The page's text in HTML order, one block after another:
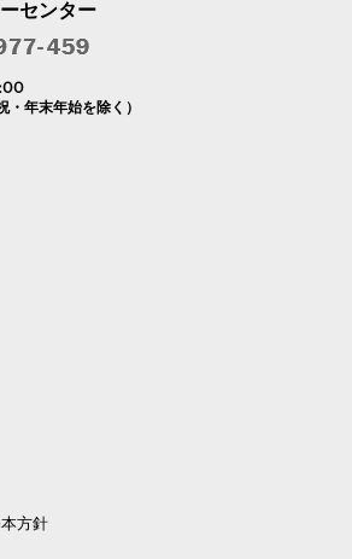
センター
・年末年始を除く）
方針